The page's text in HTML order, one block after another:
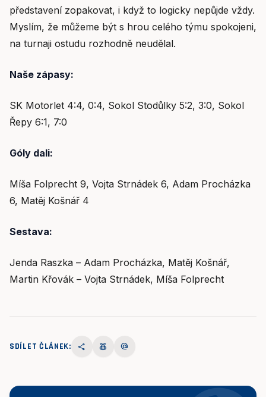
představení zopakovat, i když to logicky nepůjde vždy.
Myslím, že můžeme být s hrou celého týmu spokojeni,
na turnaji ostudu rozhodně neudělal.
Naše zápasy:
SK Motorlet 4:4, 0:4, Sokol Stodůlky 5:2, 3:0, Sokol
Řepy 6:1, 7:0
Góly dali:
Míša Folprecht 9, Vojta Strnádek 6, Adam Procházka
6, Matěj Košnář 4
Sestava:
Jenda Raszka – Adam Procházka, Matěj Košnář,
Martin Křovák – Vojta Strnádek, Míša Folprecht
SDÍLET ČLÁNEK: share social_leaderboard alternate_email